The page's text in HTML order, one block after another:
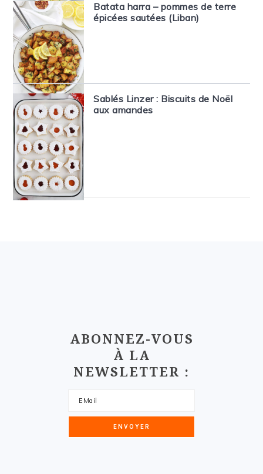
Batata harra – pommes de terre
épicées sautées (Liban)
Sablés Linzer : Biscuits de Noël
aux amandes
ABONNEZ-VOUS
À LA
NEWSLETTER :